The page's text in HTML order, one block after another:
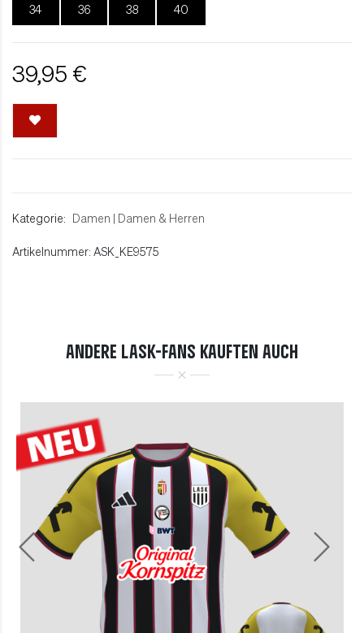
34 36 38 40
39,95 €
Kategorie: Damen | Damen & Herren
Artikelnummer: ASK_KE9575
ANDERE LASK-FANS KAUFTEN AUCH